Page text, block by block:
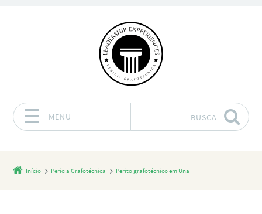
MENU BUSCA
Início Perícia Grafotécnica Perito grafotécnico em Una